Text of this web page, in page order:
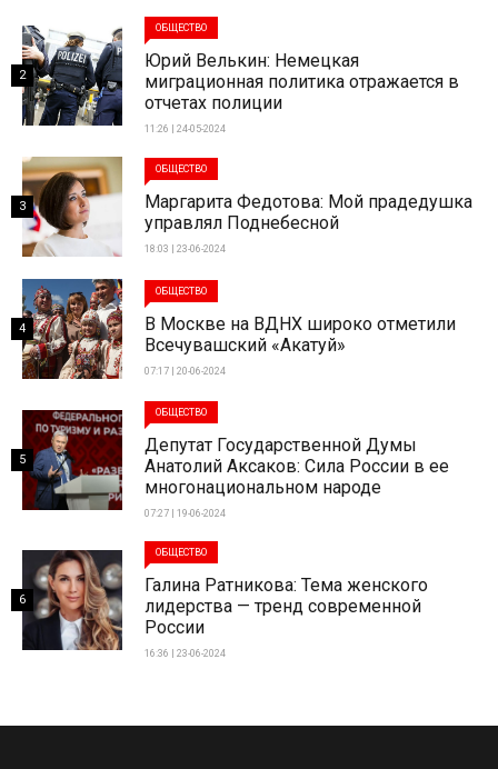
ОБЩЕСТВО
Юрий Велькин: Немецкая
миграционная политика отражается в
отчетах полиции
11:26 | 24-05-2024
2
ОБЩЕСТВО
Маргарита Федотова: Мой прадедушка
управлял Поднебесной
18:03 | 23-06-2024
3
ОБЩЕСТВО
В Москве на ВДНХ широко отметили
Всечувашский «Акатуй»
07:17 | 20-06-2024
4
ОБЩЕСТВО
Депутат Государственной Думы
Анатолий Аксаков: Сила России в ее
многонациональном народе
07:27 | 19-06-2024
5
ОБЩЕСТВО
Галина Ратникова: Тема женского
лидерства — тренд современной
России
16:36 | 23-06-2024
6